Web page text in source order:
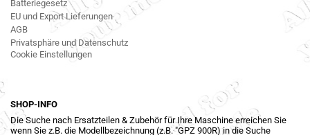
Batteriegesetz
EU und Export Lieferungen
AGB
Privatsphäre und Datenschutz
Cookie Einstellungen
SHOP-INFO
Die Suche nach Ersatzteilen & Zubehör für Ihre Maschine erreichen Sie
wenn Sie z.B. die Modellbezeichnung (z.B. "GPZ 900R) in die Suche